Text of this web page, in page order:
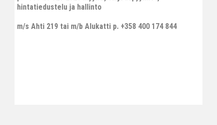
hintatiedustelu ja hallinto
m/s Ahti 219 tai m/b Alukatti p. +358 400 174 844